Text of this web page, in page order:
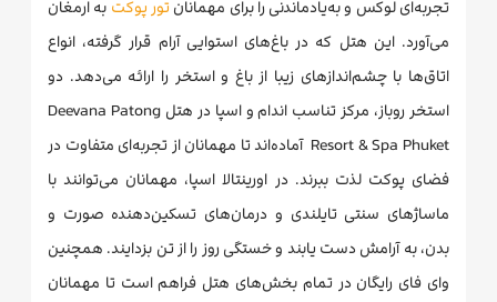
تجربه‌ای لوکس و به‌یادماندنی را برای مهمانان تور پوکت به ارمغان
می‌آورد. این هتل که در باغ‌های استوایی آرام قرار گرفته، انواع
اتاق‌ها با چشم‌اندازهای زیبا از باغ و استخر را ارائه می‌دهد. دو
استخر روباز، مرکز تناسب اندام و اسپا در هتل Deevana Patong
Resort & Spa Phuket آماده‌اند تا مهمانان از تجربه‌ای متفاوت در
فضای پوکت لذت ببرند. در اورینتالا اسپا، مهمانان می‌توانند با
ماساژهای سنتی تایلندی و درمان‌های تسکین‌دهنده صورت و
بدن، به آرامش دست یابند و خستگی روز را از تن بزدایند. همچنین
وای فای رایگان در تمام بخش‌های هتل فراهم است تا مهمانان